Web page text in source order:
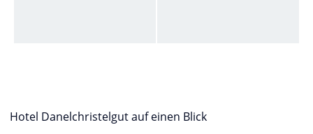
Hotel Danelchristelgut auf einen Blick